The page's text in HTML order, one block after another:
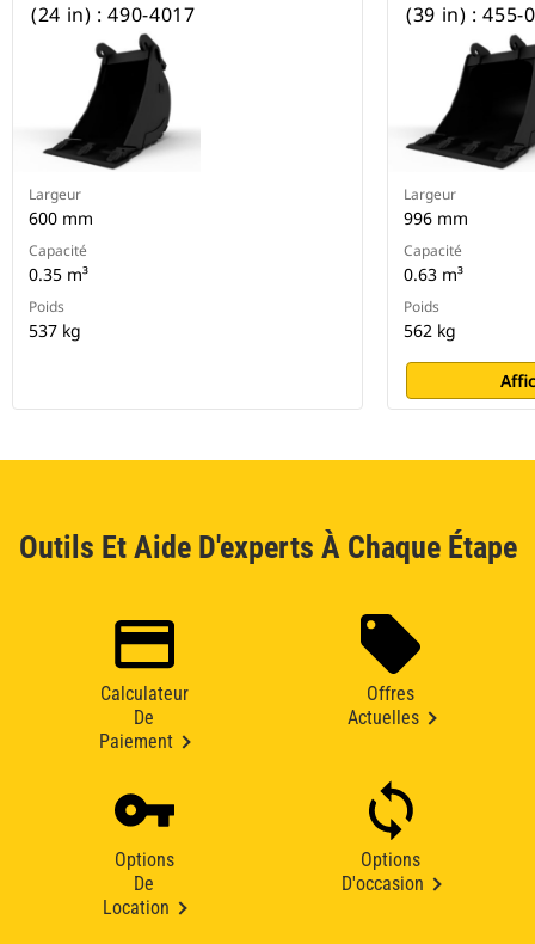
(24 in) : 490-4017
Largeur
600 mm
Capacité
0.35 m³
Poids
537 kg
(39 in) : 455-
Largeur
996 mm
Capacité
0.63 m³
Poids
562 kg
Outils Et Aide D'experts À Chaque Étape
Calculateur
De
Paiement
Offres
Actuelles
Options
De
Location
Options
D'occasion